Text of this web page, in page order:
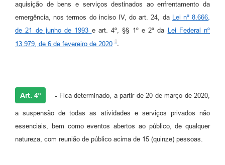
aquisição de bens e serviços destinados ao enfrentamento da
emergência, nos termos do inciso IV, do art. 24, da Lei nº 8.666,
de 21 de junho de 1993 e art. 4º, §§ 1º e 2º da Lei Federal nº
13.979, de 6 de fevereiro de 2020
.
Art. 4º -Fica determinado, a partir de 20 de março de 2020,
a suspensão de todas as atividades e serviços privados não
essenciais, bem como eventos abertos ao público, de qualquer
natureza, com reunião de público acima de 15 (quinze) pessoas.